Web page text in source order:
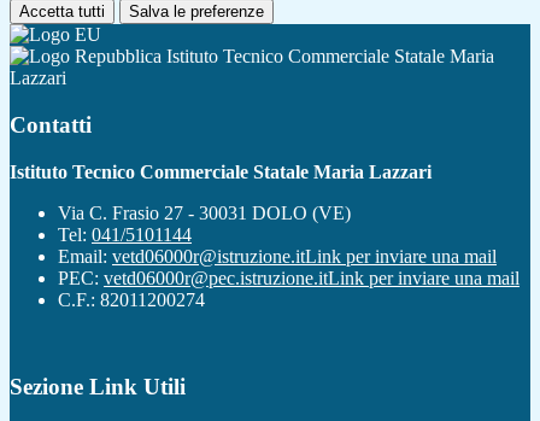
Accetta tutti Salva le preferenze
Istituto Tecnico Commerciale Statale Maria
Lazzari
Contatti
Istituto Tecnico Commerciale Statale Maria Lazzari
Via C. Frasio 27 - 30031 DOLO (VE)
Tel: 041/5101144
Email: vetd06000r@istruzione.itLink per inviare una mail
PEC: vetd06000r@pec.istruzione.itLink per inviare una mail
C.F.: 82011200274
Sezione Link Utili